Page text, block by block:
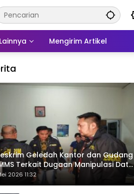
Lainnya Mengirim Artikel
Geledah Kantor dan Gudang
Terkait Dugaan Manipulasi Data
Sawit
2026 11:32